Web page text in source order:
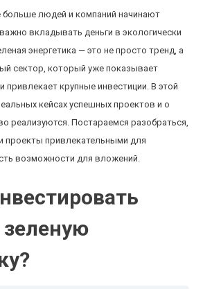
больше людей и компаний начинают
вкладывать деньги в экологически
энергетика — это не просто тренд, а
сектор, который уже показывает
привлекает крупные инвестиции. В этой
кейсах успешных проектов и о
реализуются. Постараемся разобраться,
проекты привлекательными для
возможности для вложений.